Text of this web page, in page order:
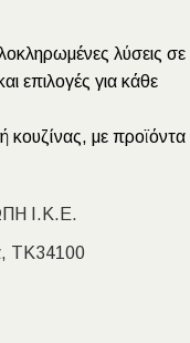
λύσεις σε
επιλογές για κάθε
ή κουζίνας, με προϊόντα
Ι.Κ.Ε.
ΤΚ34100